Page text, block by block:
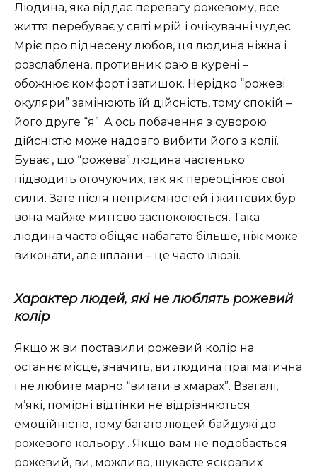
Людина, яка віддає перевагу рожевому, все
життя перебуває у світі мрій і очікуванні чудес.
Мріє про піднесену любов, ця людина ніжна і
розслаблена, противник раю в курені –
обожнює комфорт і затишок. Нерідко “рожеві
окуляри” замінюють їй дійсність, тому спокій –
його друге “я”. А ось побачення з суворою
дійсністю може надовго вибити його з колії.
Буває , що “рожева” людина частенько
підводить оточуючих, так як переоцінює свої
сили. Зате після неприємностей і життєвих бур
вона майже миттєво заспокоюється. Така
людина часто обіцяє набагато більше, ніж може
виконати, але їїплани – це часто ілюзії.
Характер людей, які не люблять рожевий
колір
Якщо ж ви поставили рожевий колір на
останнє місце, значить, ви людина прагматична
і не любите марно “витати в хмарах”. Взагалі,
м’які, помірні відтінки не відрізняються
емоційністю, тому багато людей байдужі до
рожевого кольору . Якщо вам не подобається
рожевий, ви, можливо, шукаєте яскравих